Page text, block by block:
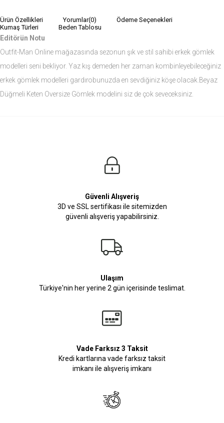
Ürün Özellikleri Yorumlar(0)
Ödeme Seçenekleri
Kumaş Türleri
Beden Tablosu
Editörün Notu
Outfit-Man Online mağazasında sezonun şık ve stil sahibi erkek gömlek
modelleri seni bekliyor. Yaz kış demeden her zaman kombinleyebileceğiniz
erkek gömlek modelleri gardırobunuzda en sevdiğiniz köşe olacak.Beyaz
Düğmeli Keten Oversize Gömlek modelini siz de çok seveceksiniz.
Manken Bedenleri Üst Grup M, Alt Grup 33 Beden ( Medium )
Güvenli Alışveriş
3D ve SSL sertifikası ile sitemizden
güvenli alışveriş yapabilirsiniz.
Ulaşım
Türkiye'nin her yerine 2 gün içerisinde teslimat.
Vade Farksız 3 Taksit
Kredi kartlarına vade farksız taksit
imkanı ile alışveriş imkanı